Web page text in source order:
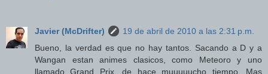
Javier (McDrifter)
19 de abril de 2010 a las 2:31 p.m.
Bueno, la verdad es que no hay tantos. Sacando a D y a
Wangan estan animes clasicos, como Meteoro y uno
llamado Grand Prix, de hace muuuuucho tiempo. Mas